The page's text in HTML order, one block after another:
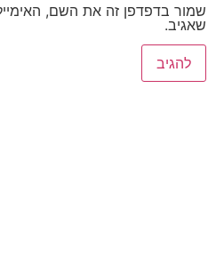
שמור בדפדפן זה את השם,
שאגיב.